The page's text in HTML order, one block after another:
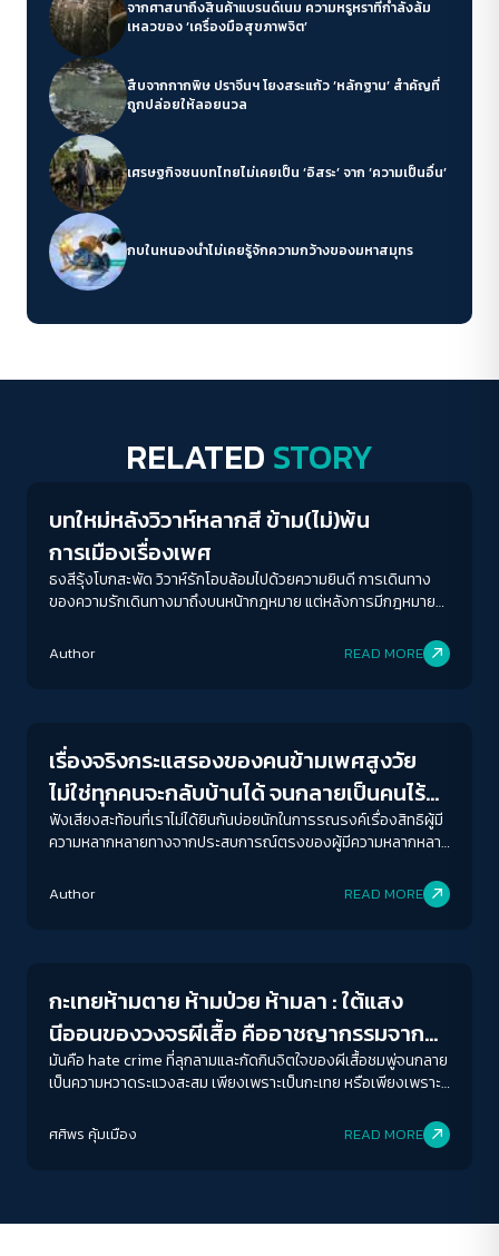
จากศาสนาถึงสินค้าแบรนด์เนม ความหรูหราที่กำลังล้ม
เหลวของ ‘เครื่องมือสุขภาพจิต’
สืบจากกากพิษ ปราจีนฯ โยงสระแก้ว ‘หลักฐาน’ สำคัญที่
ถูกปล่อยให้ลอยนวล
เศรษฐกิจชนบทไทยไม่เคยเป็น ‘อิสระ’ จาก ‘ความเป็นอื่น’
กบในหนองน้ำไม่เคยรู้จักความกว้างของมหาสมุทร
RELATED STORY
Gender & Sexuality
บทใหม่หลังวิวาห์หลากสี ข้าม(ไม่)พ้น
การเมืองเรื่องเพศ
ธงสีรุ้งโบกสะพัด วิวาห์รักโอบล้อมไปด้วยความยินดี การเดินทาง
ของความรักเดินทางมาถึงบนหน้ากฎหมาย แต่หลังการมีกฎหมาย
Author READ MORE
เรื่องจริงกระแสรองของคนข้ามเพศสูงวัย
ไม่ใช่ทุกคนจะกลับบ้านได้ จนกลายเป็นคนไร้
บ้านสูงวัยในที่สุด
ฟังเสียงสะท้อนที่เราไม่ได้ยินกันบ่อยนักในการรณรงค์เรื่องสิทธิผู้มี
ความหลากหลายทางจากประสบการณ์ตรงของผู้มีความหลากหลาย
ของ พี่หล้า ธนิชา ธนะสาร อดีตผู้ใหญ่บ้านที่นิยามตัวเองว่าเป็นทอม
Author READ MORE
กะเทยห้ามตาย ห้ามป่วย ห้ามลา : ใต้แสง
นีออนของวงจรผีเสื้อ คืออาชญากรรมจาก
ความเกลียดชัง Sex Worker
มันคือ hate crime ที่ลุกลามและกัดกินจิตใจของผีเสื้อชมพู่จนกลาย
เป็นความหวาดระแวงสะสม เพียงเพราะเป็นกะเทย หรือเพียงเพราะ
ศศิพร คุ้มเมือง READ MORE
ระยะห่างข้อความ
ปกติ มาก มากที่สุด
Deutan Tritan